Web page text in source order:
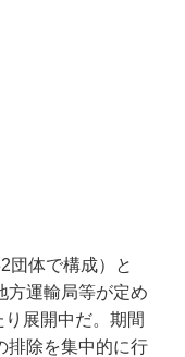
団体で構成）と
方運輸局等が定め
展開中だ。期間
排除を集中的に行